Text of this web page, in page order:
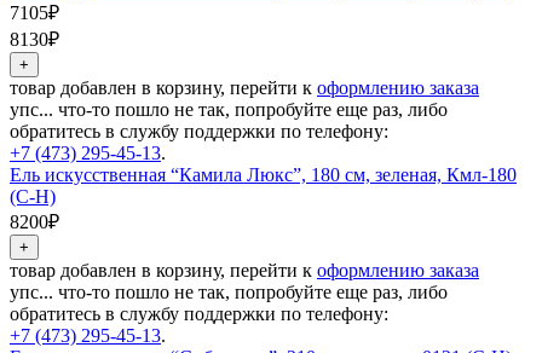
7105₽
8130₽
товар добавлен в корзину, перейти к оформлению заказа
упс... что-то пошло не так, попробуйте еще раз, либо
обратитесь в службу поддержки по телефону:
+7 (473) 295-45-13.
Ель искусственная “Камила Люкс”, 180 см, зеленая, Кмл-180
(С-Н)
8200₽
товар добавлен в корзину, перейти к оформлению заказа
упс... что-то пошло не так, попробуйте еще раз, либо
обратитесь в службу поддержки по телефону:
+7 (473) 295-45-13.